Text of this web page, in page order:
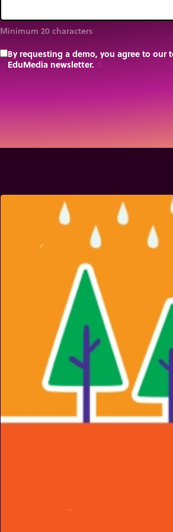
Minimum 20 characters
By requesting a demo, you agree to our
EduMedia newsletter. trip_origin